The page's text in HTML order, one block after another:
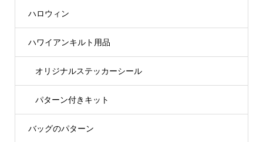
ハロウィン
ハワイアンキルト用品
オリジナルステッカーシール
パターン付きキット
バッグのパターン